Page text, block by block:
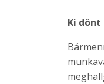
Ki dönt